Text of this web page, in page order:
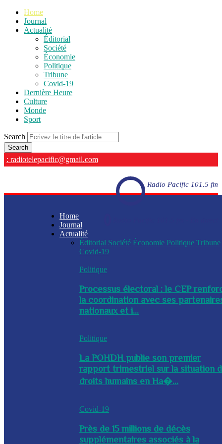
Home
Journal
Actualité
Éditorial
Société
Économie
Politique
Tribune
Covid-19
Dernière Heure
Culture
Monde
Sport
Search
: radiotelepacific@gmail.com
Radio Pacific 101.5 fm
Home
Journal
Actualité
Éditorial Société Économie Politique Tribune
Covid-19
Politique
Processus électoral : le CEP
la coordination avec ses
nationaux et i...
Politique
La POHDH publie son premier
rapport trimestriel sur la situation
droits humains en Ha�...
Covid-19
Près de 15 millions de décès
supplémentaires associés à la